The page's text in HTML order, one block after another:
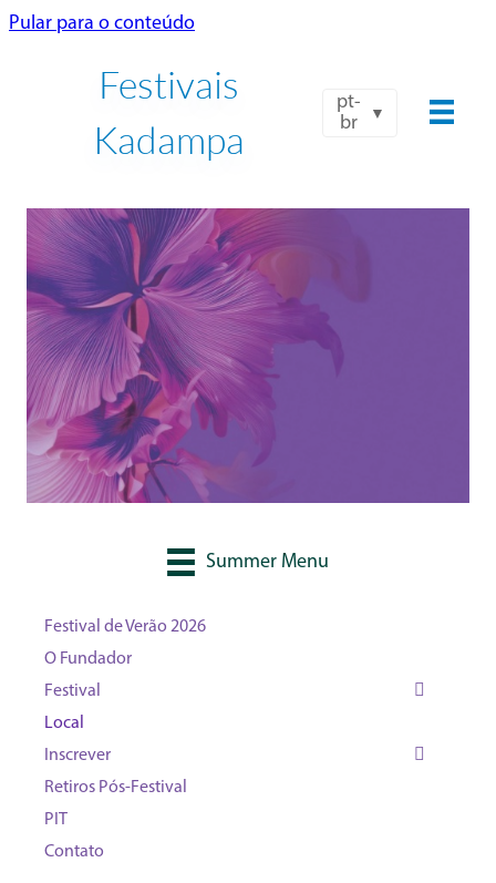
Pular para o conteúdo
Festivais
Kadampa
pt-
br
NTK-UBKI INTERNACIONAL
FESTIVAL VERÃO 2026
24 JUL - 8 AGO
Reservar agora
Summer Menu
Festival de Verão 2026
O Fundador
Festival
Local
Inscrever
Retiros Pós-Festival
PIT
Contato